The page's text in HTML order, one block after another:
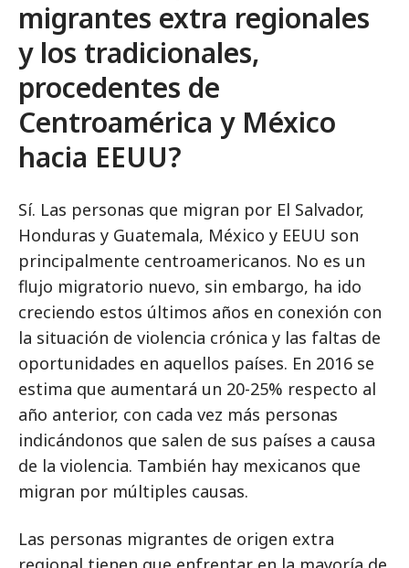
migrantes extra regionales
y los tradicionales,
procedentes de
Centroamérica y México
hacia EEUU?
Sí. Las personas que migran por El Salvador,
Honduras y Guatemala, México y EEUU son
principalmente centroamericanos. No es un
flujo migratorio nuevo, sin embargo, ha ido
creciendo estos últimos años en conexión con
la situación de violencia crónica y las faltas de
oportunidades en aquellos países. En 2016 se
estima que aumentará un 20-25% respecto al
año anterior, con cada vez más personas
indicándonos que salen de sus países a causa
de la violencia. También hay mexicanos que
migran por múltiples causas.
Las personas migrantes de origen extra